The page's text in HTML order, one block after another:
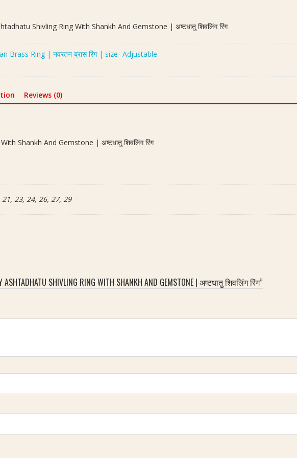
Shivling Ring With Shankh And Gemstone | अष्टधातु शिवलिंग रिंग
Brass Ring | नवरतन ब्रास रिंग | size- Adjustable
Reviews (0)
Shankh And Gemstone | अष्टधातु शिवलिंग रिंग
21, 23, 24, 26, 27, 29
ASHTADHATU SHIVLING RING WITH SHANKH AND GEMSTONE | अष्टधातु शिवलिंग रिंग”